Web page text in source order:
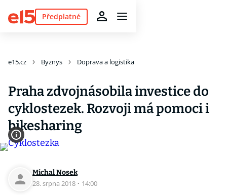
Předplatné
e15.cz Byznys Doprava a logistika
Praha zdvojnásobila investice do
cyklostezek. Rozvoji má pomoci i
bikesharing
Michal Nosek
28. srpna 2018 · 14:00